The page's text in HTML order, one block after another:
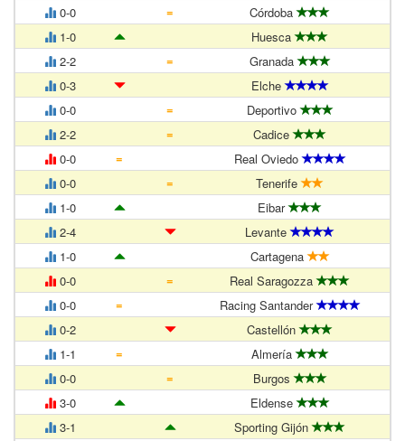
0-0
=
Córdoba
1-0
Huesca
2-2
=
Granada
0-3
Elche
0-0
=
Deportivo
2-2
=
Cadice
0-0
=
Real Oviedo
0-0
=
Tenerife
1-0
Eibar
2-4
Levante
1-0
Cartagena
0-0
=
Real Saragozza
0-0
=
Racing Santander
0-2
Castellón
1-1
=
Almería
0-0
=
Burgos
3-0
Eldense
3-1
Sporting Gijón